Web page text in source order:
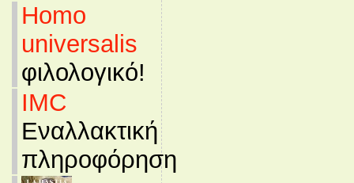
Homo
universalis
φιλολογικό!
IMC
Εναλλακτική
πληροφόρηση